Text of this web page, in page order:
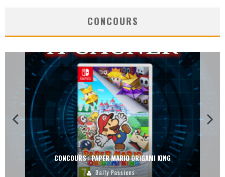
CONCOURS
CONCOURS : PAPER MARIO ORIGAMI KING
Daily Passions